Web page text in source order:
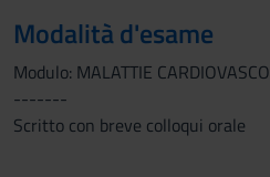
Modalità d'esame
Modulo: MALATTIE
-------
Scritto con breve colloqui orale